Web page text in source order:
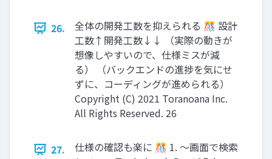
26.
全体の開発工数を抑えられる 🎊 設計
工数↑開発工数↓↓ （実際の動きが
想像しやすいので、仕様ミスが減
る） （バックエンドの進捗を気にせ
ずに、コーディングが進められる）
Copyright (C) 2021 Toranoana Inc.
All Rights Reserved. 26
27.
仕様の確認も楽に 🎊 1. 〜画面で検索